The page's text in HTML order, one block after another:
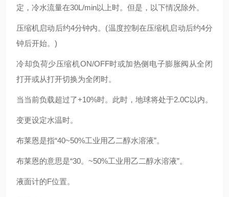
定，冷水流量在30L/min以上时。但是，以下情况除外。
压缩机启动后约4分钟内。(温度控制在压缩机启动后约4分
钟后开始。)
冷却负荷少压缩机ON/OFF时或加热侧电子膨胀阀从全闭
打开或从打开切换为全闭时。
当当前负载超过了+10%时。此时，地球将处于2.0C以内。
变更设定水温时。
布莱恩是指“40~50%工业用乙二醇水溶液”。
布莱恩的意思是“30。~50%工业用乙二醇水溶液”。
液面计的F位置。